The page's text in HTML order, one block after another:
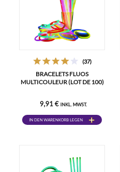
(37)
BRACELETS FLUOS
MULTICOULEUR (LOT DE 100)
9,91 € INKL. MWST.
IN DEN WARENKORB LEGEN